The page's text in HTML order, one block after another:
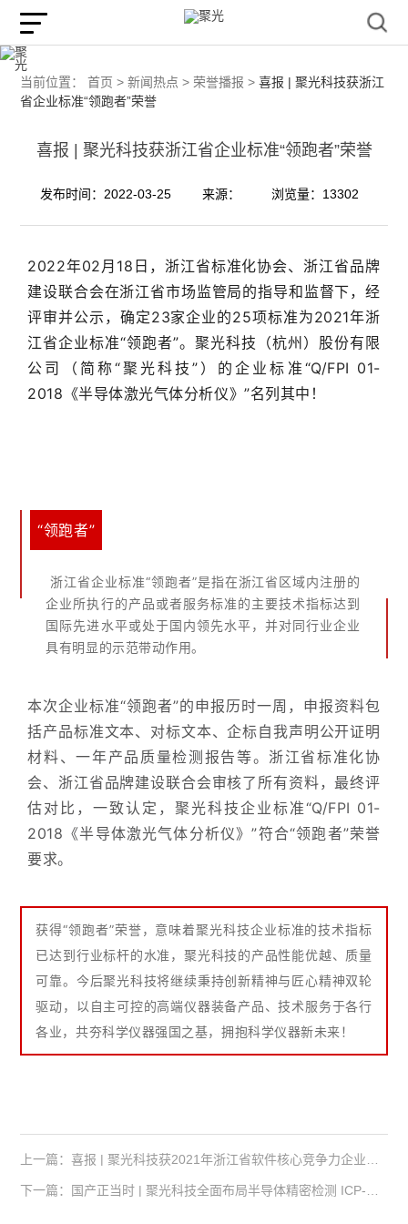
当前位置： 首页 > 新闻热点 > 荣誉播报 > 喜报 | 聚光科技获浙江
省企业标准“领跑者”荣誉
喜报 | 聚光科技获浙江省企业标准“领跑者”荣誉
发布时间：2022-03-25 来源： 浏览量：13302
2022年02月18日，浙江省标准化协会、浙江省品牌
建设联合会在浙江省市场监管局的指导和监督下，经
评审并公示，确定23家企业的25项标准为2021年浙
江省企业标准“领跑者”。聚光科技（杭州）股份有限
公司（简称“聚光科技”）的企业标准“Q/FPI 01-
2018《半导体激光气体分析仪》”名列其中！
“领跑者”
浙江省企业标准“领跑者”是指在浙江省区域内注册的
企业所执行的产品或者服务标准的主要技术指标达到
国际先进水平或处于国内领先水平，并对同行业企业
具有明显的示范带动作用。
本次企业标准“领跑者”的申报历时一周，申报资料包
括产品标准文本、对标文本、企标自我声明公开证明
材料、一年产品质量检测报告等。浙江省标准化协
会、浙江省品牌建设联合会审核了所有资料，最终评
估对比，一致认定，聚光科技企业标准“Q/FPI 01-
2018《半导体激光气体分析仪》”符合“领跑者”荣誉
要求。
获得“领跑者”荣誉，意味着聚光科技企业标准的技术指标
已达到行业标杆的水准，聚光科技的产品性能优越、质量
可靠。今后聚光科技将继续秉持创新精神与匠心精神双轮
驱动，以自主可控的高端仪器装备产品、技术服务于各行
各业，共夯科学仪器强国之基，拥抱科学仪器新未来！